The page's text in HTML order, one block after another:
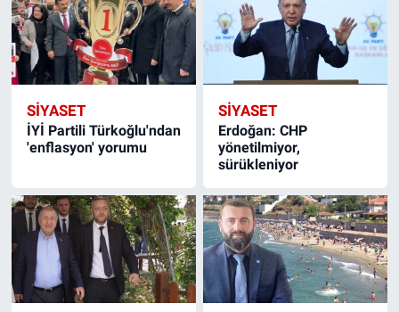
SIYASET
İYİ Partili Türkoğlu'ndan
'enflasyon' yorumu
SIYASET
Erdoğan: CHP
yönetilmiyor,
sürükleniyor